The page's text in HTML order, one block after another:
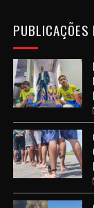
PUBLICAÇÕES